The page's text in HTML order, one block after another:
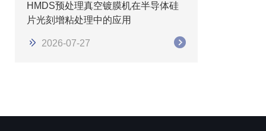
HMDS预处理真空镀膜机在半导体硅
片光刻增粘处理中的应用
2026-07-27